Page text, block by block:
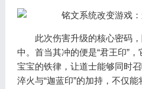
此次伤害升级的核心密码，
中。首当其冲的便是“君王印”
宝宝的铁律，让道士能够同时
淬火与“迦蓝印”的加持，不仅